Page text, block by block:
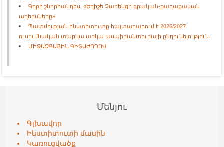
Գրքի շնորհանդես. «Եղիշե Չարենցի գրական-քաղաքական
աղերսները»
Պատմության ինստիտուտը հայտարարում է 2026/2027
ուսումնական տարվա առկա ասպիրանտուրայի ընդունելություն
ՄԻՋԱԶԳԱՅԻՆ ԳԻՏԱԺՈՂՈՎ
Մենյու
Գլխավոր
Ինստիտուտի մասին
Կառուցվածք